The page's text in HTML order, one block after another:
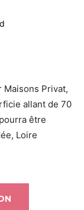
Privat,
allant de 70
être
Loire